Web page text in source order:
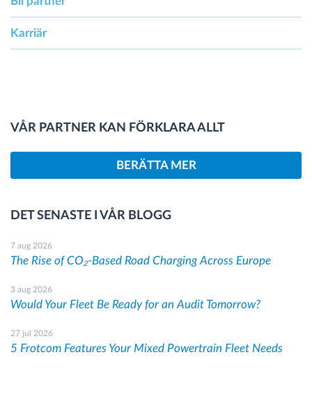
Karriär
VÅR PARTNER KAN FÖRKLARA ALLT
BERÄTTA MER
DET SENASTE I VÅR BLOGG
7 aug 2026
The Rise of CO₂-Based Road Charging Across Europe
3 aug 2026
Would Your Fleet Be Ready for an Audit Tomorrow?
27 jul 2026
5 Frotcom Features Your Mixed Powertrain Fleet Needs